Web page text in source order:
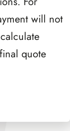
will not
quote